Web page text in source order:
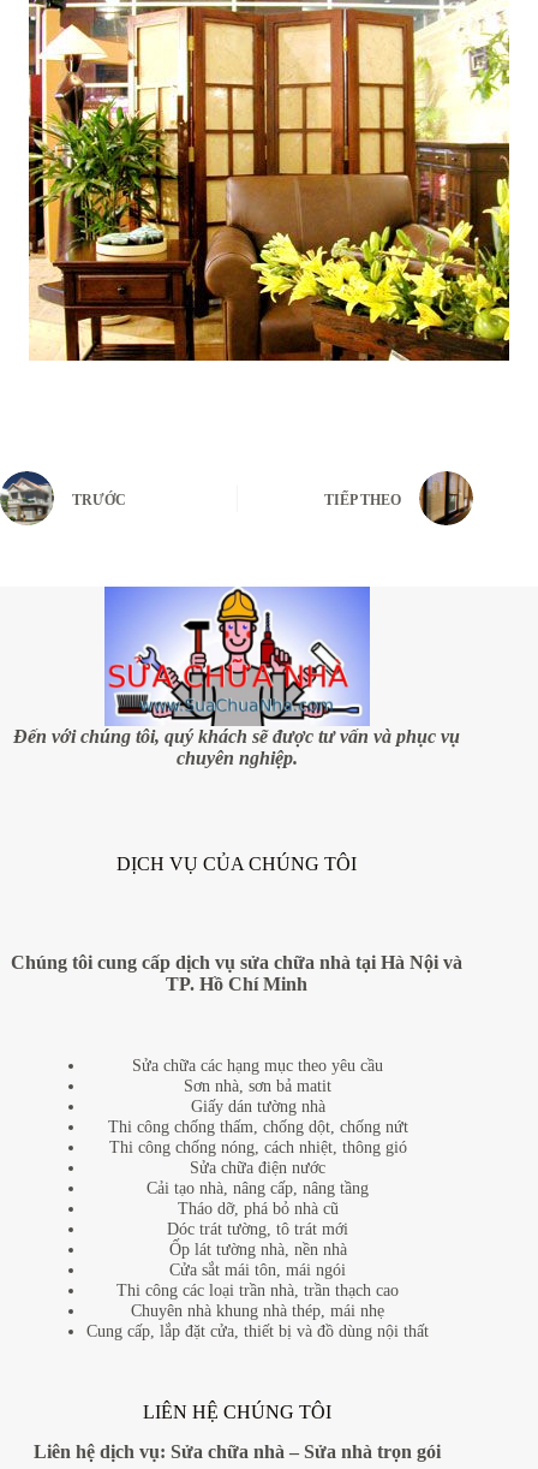
TRƯỚC TIẾP THEO
Đến với chúng tôi, quý khách sẽ được tư vấn và phục vụ
chuyên nghiệp.
DỊCH VỤ CỦA CHÚNG TÔI
Chúng tôi cung cấp dịch vụ sửa chữa nhà tại Hà Nội và
TP. Hồ Chí Minh
Sửa chữa các hạng mục theo yêu cầu
Sơn nhà, sơn bả matit
Giấy dán tường nhà
Thi công chống thấm, chống dột, chống nứt
Thi công chống nóng, cách nhiệt, thông gió
Sửa chữa điện nước
Cải tạo nhà, nâng cấp, nâng tầng
Tháo dỡ, phá bỏ nhà cũ
Dóc trát tường, tô trát mới
Ốp lát tường nhà, nền nhà
Cửa sắt mái tôn, mái ngói
Thi công các loại trần nhà, trần thạch cao
Chuyên nhà khung nhà thép, mái nhẹ
Cung cấp, lắp đặt cửa, thiết bị và đồ dùng nội thất
LIÊN HỆ CHÚNG TÔI
Liên hệ dịch vụ: Sửa chữa nhà – Sửa nhà trọn gói